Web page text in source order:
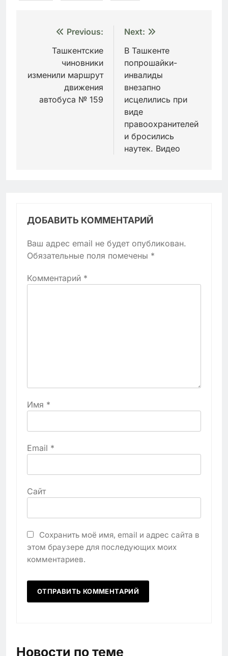
Навигация
записям
Previous:
Ташкентские
чиновники
изменили маршрут
движения
автобуса № 159
Next:
В Ташкенте
попрошайки-
инвалиды
внезапно
исцелились при
виде
правоохранителей
и бросились
наутек. Видео
ДОБАВИТЬ КОММЕНТАРИЙ
Ваш адрес email не будет опубликован.
Обязательные поля помечены *
Комментарий *
Имя *
Email *
Сайт
Сохранить моё имя, email и адрес сайта в
этом браузере для последующих моих
комментариев.
Новости по теме